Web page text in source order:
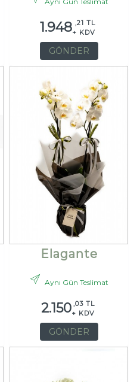
1.948 ,21 TL
+ KDV
GÖNDER
Elagante
Aynı Gün Teslimat
2.150 ,03 TL
+ KDV
GÖNDER